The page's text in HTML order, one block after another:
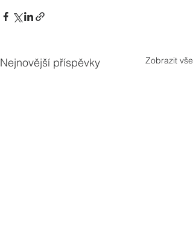
Nejnovější příspěvky Zobrazit vše